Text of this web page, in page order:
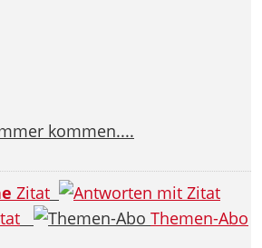
kommen....
Zitat
Themen-Abo